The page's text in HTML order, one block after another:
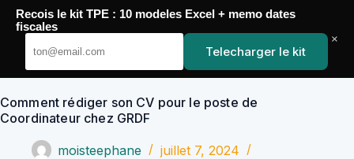
Passer
contenu
YoupiJobs
Comment rédiger son CV pour le poste de
Coordinateur chez GRDF
moisteephane
juillet 7, 2024
Recois le kit TPE : 10 modeles Excel + memo dates
fiscales
Telecharger le kit
×